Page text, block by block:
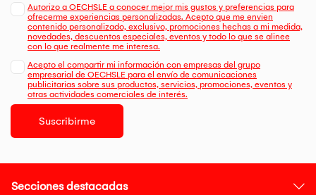
Autorizo a OECHSLE a conocer mejor mis gustos y preferencias para
ofrecerme experiencias personalizadas. Acepto que me envien
contenido personalizado, exclusivo, promociones hechas a mi medida,
novedades, descuentos especiales, eventos y todo lo que se alinee
con lo que realmente me interesa.
Acepto el compartir mi información con empresas del grupo
empresarial de OECHSLE para el envío de comunicaciones
publicitarias sobre sus productos, servicios, promociones, eventos y
otras actividades comerciales de interés.
Suscribirme
Secciones destacadas